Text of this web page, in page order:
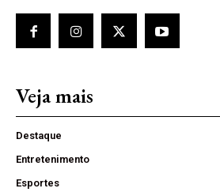
Veja mais
Destaque
Entretenimento
Esportes